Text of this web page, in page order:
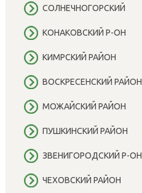
СОЛНЕЧНОГОРСКИЙ
КОНАКОВСКИЙ Р-ОН
КИМРСКИЙ РАЙОН
ВОСКРЕСЕНСКИЙ РАЙОН
МОЖАЙСКИЙ РАЙОН
ПУШКИНСКИЙ РАЙОН
ЗВЕНИГОРОДСКИЙ Р-ОН
ЧЕХОВСКИЙ РАЙОН